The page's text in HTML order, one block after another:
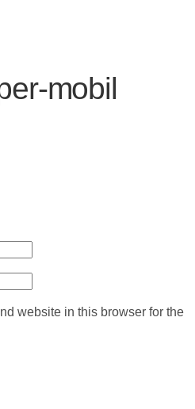
mobil
website in this browser for the